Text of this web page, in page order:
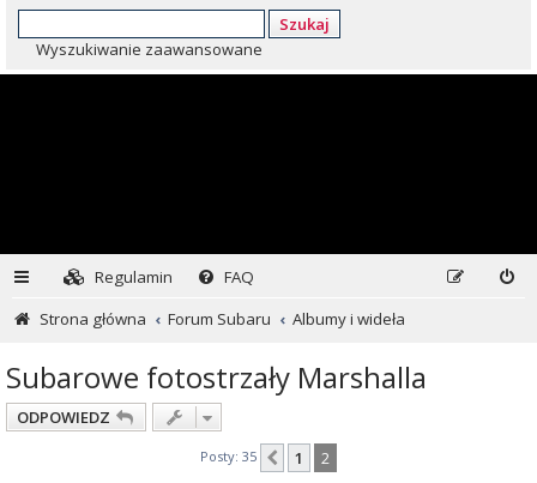
Szukaj
Wyszukiwanie zaawansowane
Regulamin
FAQ
Strona główna
Forum Subaru Albumy i wideła
Subarowe fotostrzały Marshalla
ODPOWIEDZ
Posty: 35 Poprzednia
1 2